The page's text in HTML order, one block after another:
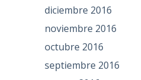
diciembre 2016
noviembre 2016
octubre 2016
septiembre 2016